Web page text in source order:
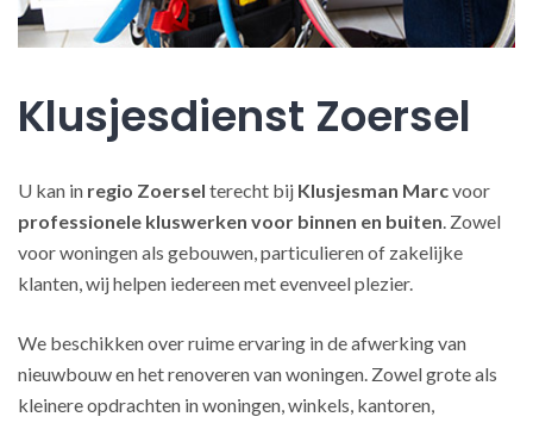
Klusjesdienst Zoersel
U kan in regio Zoersel terecht bij Klusjesman Marcvoor
professionele kluswerken voor binnen en buiten. Zowel
voor woningen als gebouwen, particulieren of zakelijke
klanten, wij helpen iedereen met evenveel plezier.
We beschikken over ruime ervaring in de afwerking van
nieuwbouw en het renoveren van woningen. Zowel grote als
kleinere opdrachten in woningen, winkels, kantoren,